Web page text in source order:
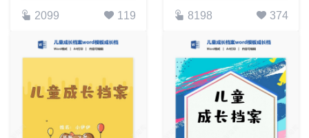
2099 119 8198 374